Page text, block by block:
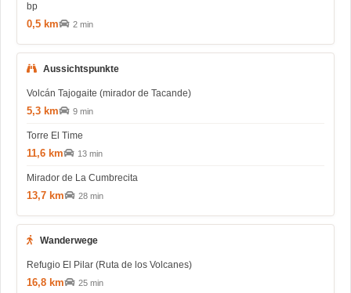
bp
0,5 km 2 min
Aussichtspunkte
Volcán Tajogaite (mirador de Tacande)
5,3 km 9 min
Torre El Time
11,6 km 13 min
Mirador de La Cumbrecita
13,7 km 28 min
Wanderwege
Refugio El Pilar (Ruta de los Volcanes)
16,8 km 25 min